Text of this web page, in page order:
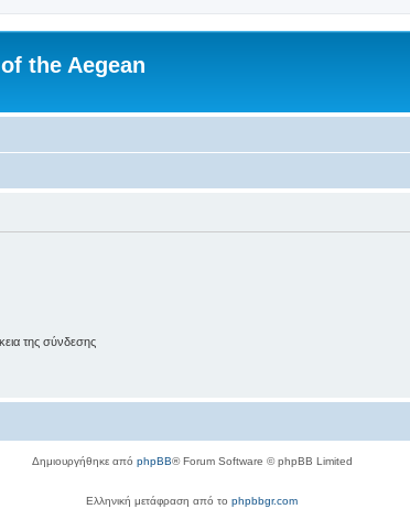
the Aegean
της σύνδεσης
Δημιουργήθηκε από phpBB® Forum Software © phpBB Limited
Ελληνική μετάφραση από το phpbbgr.com